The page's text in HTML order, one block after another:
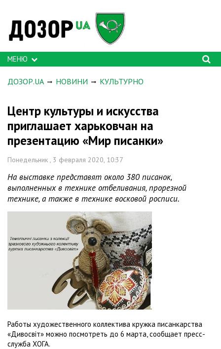
МЕНЮ
ДОЗОР.UA НОВИНИ КУЛЬТУРНО
Центр культуры и искусства
приглашает харьковчан на
презентацию «Мир писанки»
Понедельник , 3 февраля 2020, 10:37
На выставке представят около 380 писанок,
выполненных в технике отбеливания, прорезной
технике, а также в технике восковой росписи.
Работы художественного коллектива кружка писанкарства
«Дивосвіт» можно посмотреть до 6 марта, сообщает пресс-
служба ХОГА.